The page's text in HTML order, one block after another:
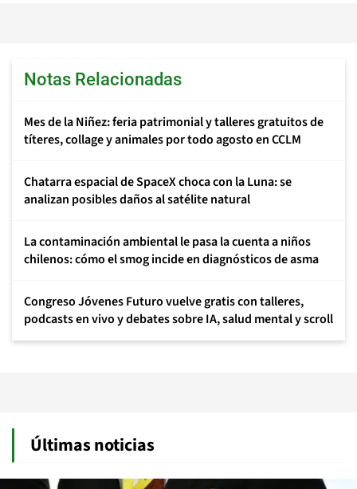
Notas Relacionadas
Mes de la Niñez: feria patrimonial y talleres gratuitos de
títeres, collage y animales por todo agosto en CCLM
Chatarra espacial de SpaceX choca con la Luna: se
analizan posibles daños al satélite natural
La contaminación ambiental le pasa la cuenta a niños
chilenos: cómo el smog incide en diagnósticos de asma
Congreso Jóvenes Futuro vuelve gratis con talleres,
podcasts en vivo y debates sobre IA, salud mental y scroll
Últimas noticias